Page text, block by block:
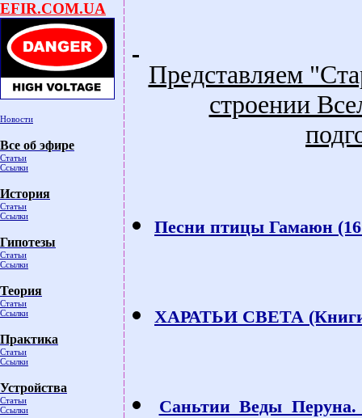
EFIR.COM.UA
Новости
Все об эфире
Статьи
Ссылки
История
Статьи
Ссылки
Гипотезы
Статьи
Ссылки
Теория
Статьи
Ссылки
Практика
Статьи
Ссылки
Устройства
Статьи
Ссылки
Представляем
строении
Песни птицы Гамаюн
ХАРАТЬИ СВЕТА (Книги
Саньтии Веды Перуна.